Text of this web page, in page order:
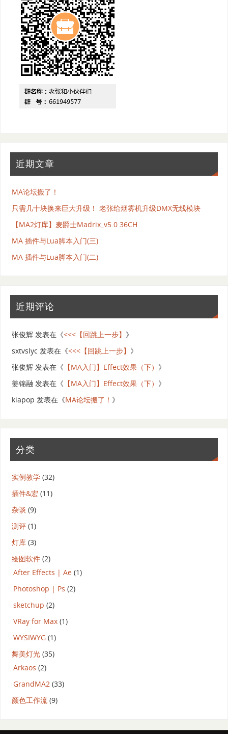
近期文章
MA论坛搬了！
只需几十块换来巨大升级！ 老张给烟雾机升级DMX无线模块
【MA2灯库】麦爵士Madrix_v5.0 36CH
MA 插件与Lua脚本入门(三)
MA 插件与Lua脚本入门(二)
近期评论
张俊辉发表在《<<<【回跳上一步】 》
sxtvslyc 发表在《<<<【回跳上一步】 》
张俊辉发表在《 【MA入门】Effect效果（下） 》
姜锦融 发表在《 【MA入门】Effect效果（下） 》
kiapop 发表在《MA论坛搬了！ 》
分类
实例教学(32)
插件&宏(11)
杂谈 (9)
测评(1)
灯库(3)
绘图软件(2)
After Effects | Ae(1)
Photoshop | Ps (2)
sketchup (2)
VRay for Max(1)
WYSIWYG(1)
舞美灯光(35)
Arkaos (2)
GrandMA2(33)
颜色工作流(9)